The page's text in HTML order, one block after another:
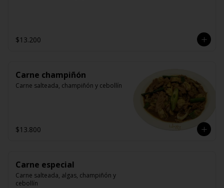
$13.200
Carne champiñón
Carne salteada, champiñón y cebollín
$13.800
Carne especial
Carne salteada, algas, champiñón y
cebollín